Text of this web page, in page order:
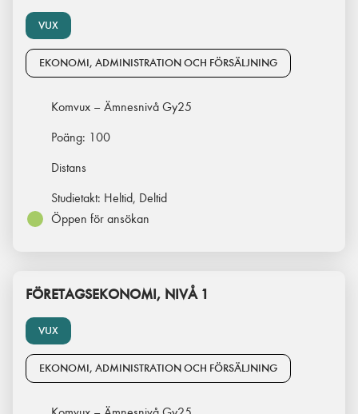
VUX
EKONOMI, ADMINISTRATION OCH FÖRSÄLJNING
Komvux – Ämnesnivå Gy25
Poäng: 100
Distans
Studietakt: Heltid, Deltid
Öppen för ansökan
VUX
FÖRETAGSEKONOMI, NIVÅ 1
EKONOMI, ADMINISTRATION OCH FÖRSÄLJNING